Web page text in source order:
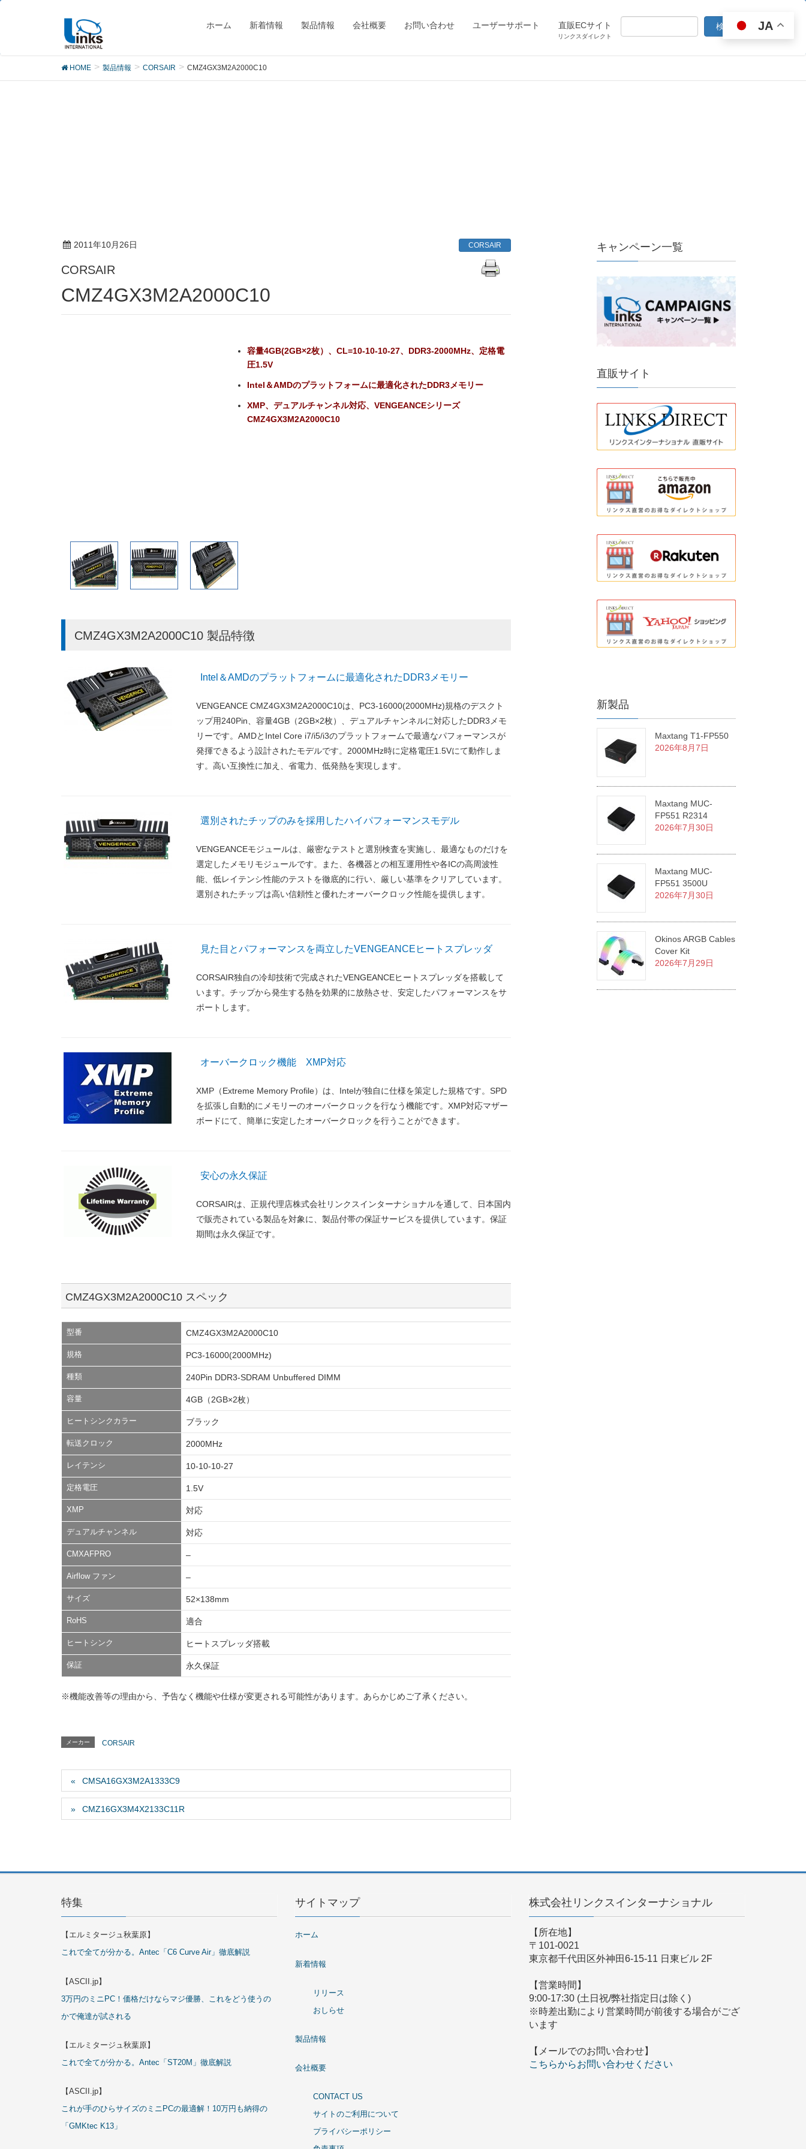
ホーム 新着情報 製品情報 会社概要 お問い合わせ ユーザーサポート 直販ECサイト
リンクスダイレクト
製品
HOME 製品情報 CORSAIR CMZ4GX3M2A2000C10
2011年10月26日 CORSAIR
CORSAIR
CMZ4GX3M2A2000C10
容量4GB(2GB×2枚）、CL=10-10-10-27、DDR3-2000MHz、定格電
圧1.5V
Intel＆AMDのプラットフォームに最適化されたDDR3メモリー
XMP、デュアルチャンネル対応、VENGEANCEシリーズ
CMZ4GX3M2A2000C10
CMZ4GX3M2A2000C10 製品特徴
Intel＆AMDのプラットフォームに最適化されたDDR3メモリー
VENGEANCE CMZ4GX3M2A2000C10は、PC3-16000(2000MHz)規格のデスクト
ップ用240Pin、容量4GB（2GB×2枚）、デュアルチャンネルに対応したDDR3メモ
リーです。AMDとIntel Core i7/i5/i3のプラットフォームで最適なパフォーマンスが
発揮できるよう設計されたモデルです。2000MHz時に定格電圧1.5Vにて動作しま
す。高い互換性に加え、省電力、低発熱を実現します。
選別されたチップのみを採用したハイパフォーマンスモデル
VENGEANCEモジュールは、厳密なテストと選別検査を実施し、最適なものだけを
選定したメモリモジュールです。また、各機器との相互運用性や各ICの高周波性
能、低レイテンシ性能のテストを徹底的に行い、厳しい基準をクリアしています。
選別されたチップは高い信頼性と優れたオーバークロック性能を提供します。
見た目とパフォーマンスを両立したVENGEANCEヒートスプレッダ
CORSAIR独自の冷却技術で完成されたVENGEANCEヒートスプレッダを搭載して
います。チップから発生する熱を効果的に放熱させ、安定したパフォーマンスをサ
ポートします。
オーバークロック機能 XMP対応
XMP（Extreme Memory Profile）は、Intelが独自に仕様を策定した規格です。SPD
を拡張し自動的にメモリーのオーバークロックを行なう機能です。XMP対応マザー
ボードにて、簡単に安定したオーバークロックを行うことができます。
安心の永久保証
CORSAIRは、正規代理店株式会社リンクスインターナショナルを通して、日本国内
で販売されている製品を対象に、製品付帯の保証サービスを提供しています。保証
期間は永久保証です。
CMZ4GX3M2A2000C10 スペック
型番 CMZ4GX3M2A2000C10
規格 PC3-16000(2000MHz)
種類 240Pin DDR3-SDRAM Unbuffered DIMM
容量 4GB（2GB×2枚）
ヒートシンクカラー ブラック
転送クロック 2000MHz
レイテンシ 10-10-10-27
定格電圧 1.5V
XMP 対応
デュアルチャンネル 対応
CMXAFPRO –
Airflow ファン –
サイズ 52×138mm
RoHS 適合
ヒートシンク ヒートスプレッダ搭載
保証 永久保証
※機能改善等の理由から、予告なく機能や仕様が変更される可能性があります。あらかじめご了承ください。
メーカー CORSAIR
CMSA16GX3M2A1333C9
CMZ16GX3M4X2133C11R
キャンペーン一覧
直販サイト
新製品
Maxtang T1-FP550
2026年8月7日
Maxtang MUC-
FP551 R2314
2026年7月30日
Maxtang MUC-
FP551 3500U
2026年7月30日
Okinos ARGB Cables
Cover Kit
2026年7月29日
特集
【エルミタージュ秋葉原】
これで全てが分かる。Antec「C6 Curve Air」徹底解説
【ASCII.jp】
3万円のミニPC！価格だけならマジ優勝、これをどう使うの
かで俺達が試される
【エルミタージュ秋葉原】
これで全てが分かる。Antec「ST20M」徹底解説
【ASCII.jp】
これが手のひらサイズのミニPCの最適解！10万円も納得の
「GMKtec K13」
サイトマップ
ホーム
新着情報
リリース
おしらせ
製品情報
会社概要
CONTACT US
サイトのご利用について
プライバシーポリシー
株式会社リンクスインターナショナル
【所在地】
〒101-0021
東京都千代田区外神田6-15-11 日東ビル 2F
【営業時間】
9:00-17:30 (土日祝/弊社指定日は除く)
※時差出勤により営業時間が前後する場合がござ
います
【メールでのお問い合わせ】
こちらからお問い合わせください
JA